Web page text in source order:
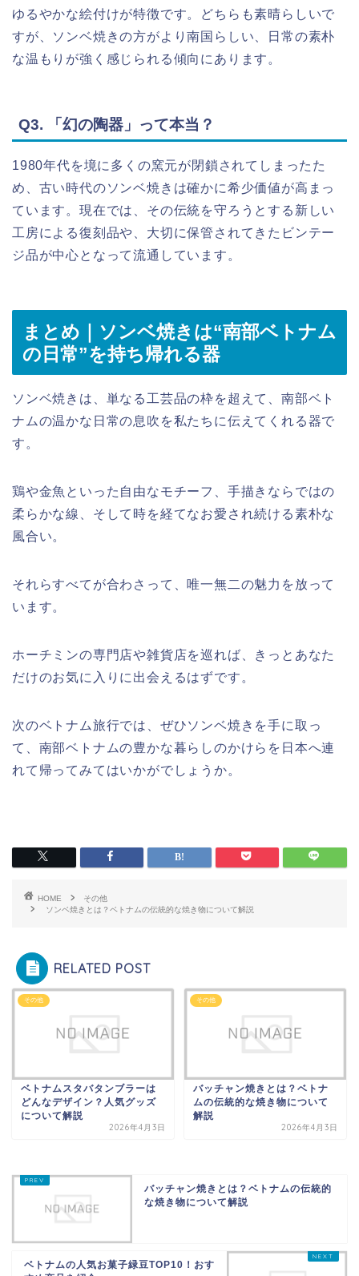
ゆるやかな絵付けが特徴です。どちらも素晴らしいで
すが、ソンベ焼きの方がより南国らしい、日常の素朴
な温もりが強く感じられる傾向にあります。
Q3. 「幻の陶器」って本当？
1980年代を境に多くの窯元が閉鎖されてしまったた
め、古い時代のソンベ焼きは確かに希少価値が高まっ
ています。現在では、その伝統を守ろうとする新しい
工房による復刻品や、大切に保管されてきたビンテー
ジ品が中心となって流通しています。
まとめ｜ソンベ焼きは“南部ベトナム
の日常”を持ち帰れる器
ソンベ焼きは、単なる工芸品の枠を超えて、南部ベト
ナムの温かな日常の息吹を私たちに伝えてくれる器で
す。
鶏や金魚といった自由なモチーフ、手描きならではの
柔らかな線、そして時を経てなお愛され続ける素朴な
風合い。
それらすべてが合わさって、唯一無二の魅力を放って
います。
ホーチミンの専門店や雑貨店を巡れば、きっとあなた
だけのお気に入りに出会えるはずです。
次のベトナム旅行では、ぜひソンベ焼きを手に取っ
て、南部ベトナムの豊かな暮らしのかけらを日本へ連
れて帰ってみてはいかがでしょうか。
HOME
その他
ソンベ焼きとは？ベトナムの伝統的な焼き物について解説
RELATED POST
その他
ベトナムスタバタンブラーは
どんなデザイン？人気グッズ
について解説
2026年4月3日
その他
バッチャン焼きとは？ベトナ
ムの伝統的な焼き物について
解説
2026年4月3日
バッチャン焼きとは？ベトナムの伝統的
な焼き物について解説
ベトナムの人気お菓子緑豆TOP10！おす